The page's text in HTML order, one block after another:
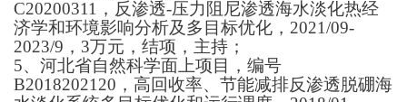
C20200311，反渗透-压力阻尼渗透海水淡化热经
济学和环境影响分析及多目标优化，2021/09-
2023/9， 3万元， 结项 ，主持；
5、河北省自然科学面上项目，编号
B2018202120，高回收率、节能减排反渗透脱硼海